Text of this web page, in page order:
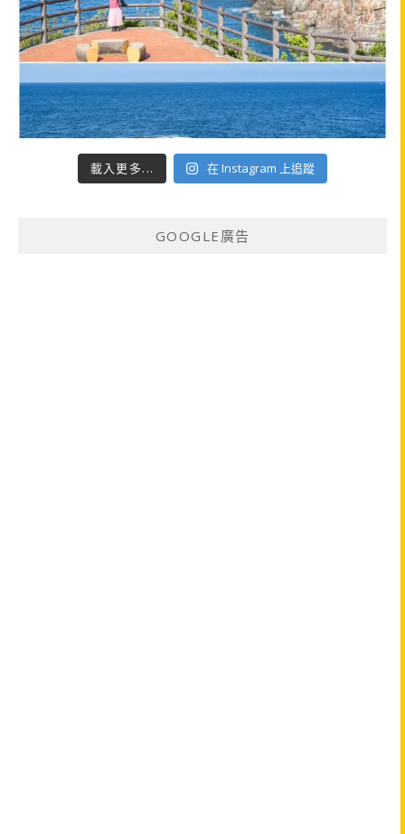
載入更多... 在 Instagram 上追蹤
GOOGLE廣告